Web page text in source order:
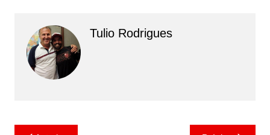
Tulio Rodrigues